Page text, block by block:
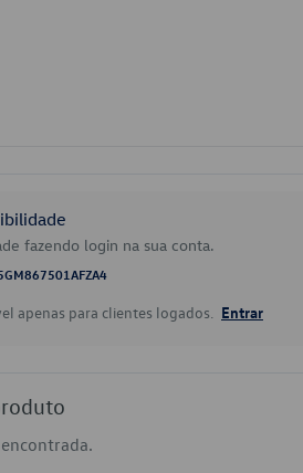
fazendo login na sua conta.
apenas para clientes logados. Entrar